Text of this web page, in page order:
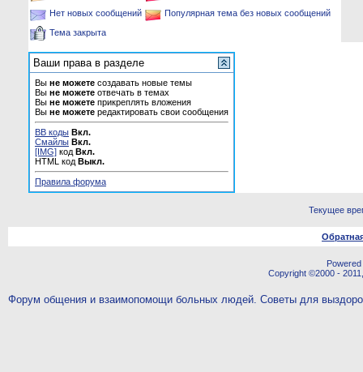
Нет новых сообщений
Популярная тема без новых сообщений
Тема закрыта
Ваши права в разделе
Вы не можете создавать новые темы
Вы не можете отвечать в темах
Вы не можете прикреплять вложения
Вы не можете редактировать свои сообщения
BB коды Вкл.
Смайлы Вкл.
[IMG] код Вкл.
HTML код Выкл.
Правила форума
Текущее
Copyright ©2000 -
Форум общения и взаимопомощи больных людей. Советы для